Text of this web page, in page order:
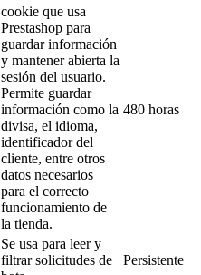
cookie que usa
Prestashop para
guardar información
y mantener abierta la
sesión del usuario.
Permite guardar
información como la
divisa, el idioma,
identificador del
cliente, entre otros
datos necesarios
para el correcto
funcionamiento de
la tienda.
480 horas
Se usa para leer y
filtrar solicitudes de
Persistente